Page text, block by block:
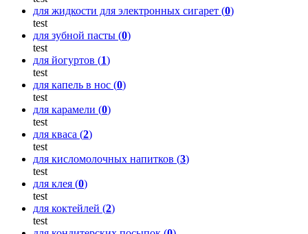
для жидкости для электронных сигарет (0)
test
для зубной пасты (0)
test
для йогуртов (1)
test
для капель в нос (0)
test
для карамели (0)
test
для кваса (2)
test
для кисломолочных напитков (3)
test
для клея (0)
test
для коктейлей (2)
test